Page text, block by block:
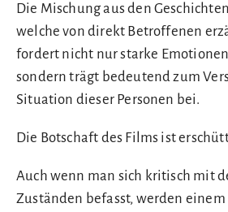
Die Mischung aus den
welche von direkt Betroffenen
fordert nicht nur starke
sondern trägt bedeutend zum
Situation dieser Personen bei.
Die Botschaft des Films ist
Auch wenn man sich kritisch mit
Zuständen befasst, werden einem